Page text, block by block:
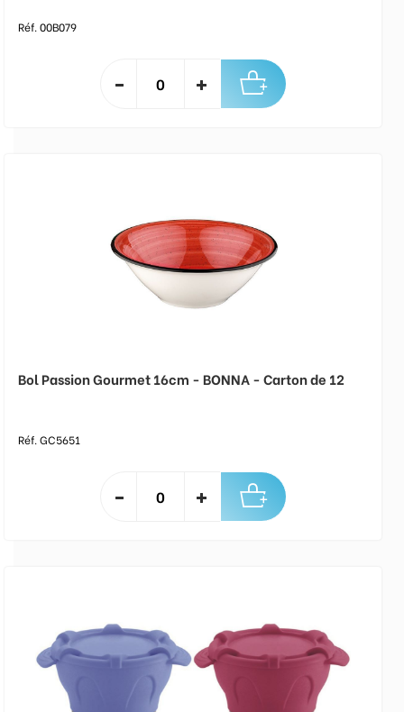
Réf. 00B079
Bol Passion Gourmet 16cm - BONNA - Carton de 12
Réf. GC5651